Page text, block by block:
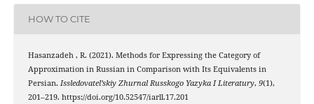
HOW TO CITE
Hasanzadeh , R. (2021). Methods for Expressing the Category of
Approximation in Russian in Comparison with Its Equivalents in
Persian. Issledovatel’skiy Zhurnal Russkogo Yazyka I Literatury, 9(1),
201–219. https://doi.org/10.52547/iarll.17.201